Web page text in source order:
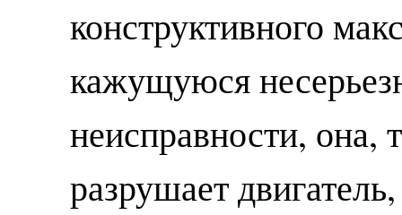
конструктивного
кажущуюся
неисправности, она,
разрушает